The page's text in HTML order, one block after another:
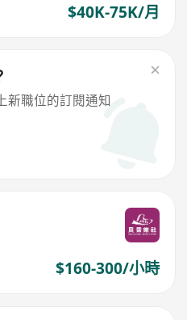
$40K-75K/月
新職位的訂閱通知
$160-300/小時